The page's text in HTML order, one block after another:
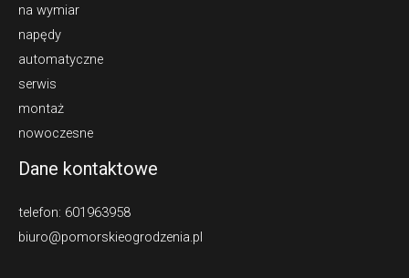
na wymiar
napędy
automatyczne
serwis
montaż
nowoczesne
Dane kontaktowe
telefon: 601963958
biuro@pomorskieogrodzenia.pl